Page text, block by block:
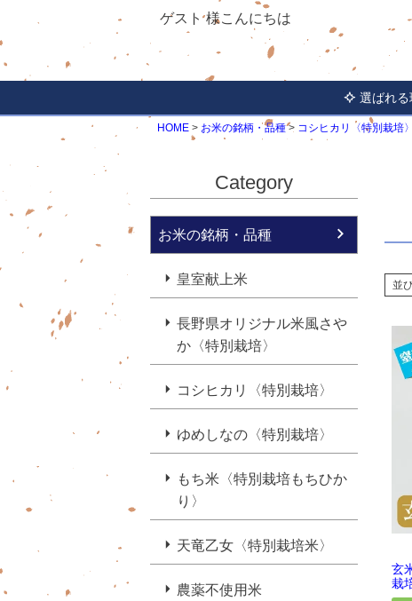
ゲスト 様こんにちは
選ばれる
HOME お米の銘柄・品種 コシヒカリ〈特別栽培〉
Category
お米の銘柄・品種
皇室献上米
長野県オリジナル米風さや
か〈特別栽培〉
コシヒカリ〈特別栽培〉
ゆめしなの〈特別栽培〉
もち米〈特別栽培もちひか
り〉
天竜乙女〈特別栽培米〉
農薬不使用米
並
玄
栽